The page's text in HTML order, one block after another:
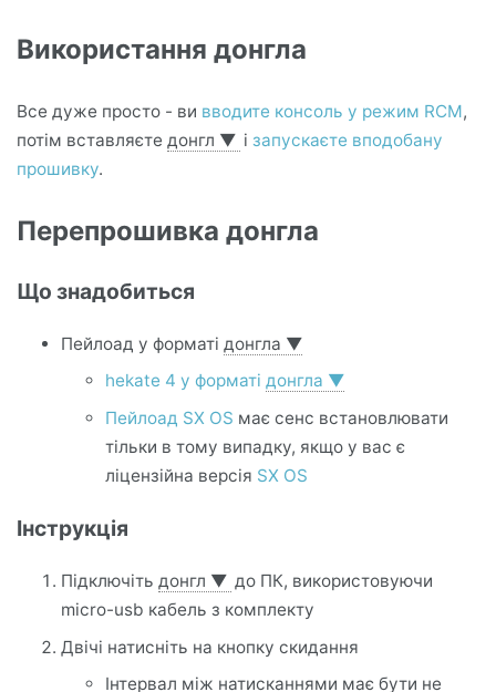
Використання донгла
Все дуже просто - ви вводите консоль у режим RCM,
потім вставляєтедонгл ▼ ізапускаєте вподобану
прошивку.
Перепрошивка донгла
Що знадобиться
Пейлоад у форматідонгла ▼
hekate 4 у форматідонгла ▼
Пейлоад SX OS має сенс встановлювати
тільки в тому випадку, якщо у вас є
ліцензійна версія SX OS
Інструкція
Підключітьдонгл ▼ до ПК, використовуючи
micro-usb кабель з комплекту
Двічі натисніть на кнопку скидання
Інтервал між натисканнями має бути не